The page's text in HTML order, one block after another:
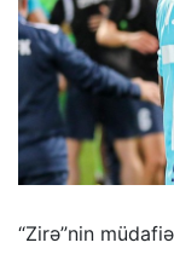
“Zirə”nin